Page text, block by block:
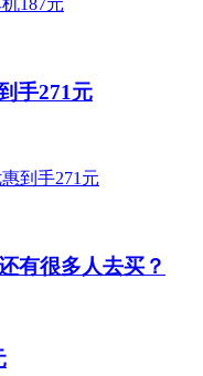
手271元
有很多人去买？